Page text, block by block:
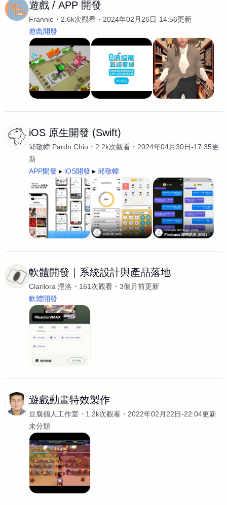
遊戲 / APP 開發
Frannie 2.6k次觀看
2024年02月26日-14:56更新
遊戲開發
iOS 原生開發 (Swift)
邱敬幃 Pardn Chiu 2.2k次觀看
2024年04月30日-17:35更
新
APP開發
iOS開發 邱敬幃
軟體開發｜系統設計與產品落地
Clarilora 澄洛 161次觀看
3個月前更新
軟體開發
遊戲動畫特效製作
豆腐個人工作室 1.2k次觀看
2022年02月22日-22:04更新
未分類